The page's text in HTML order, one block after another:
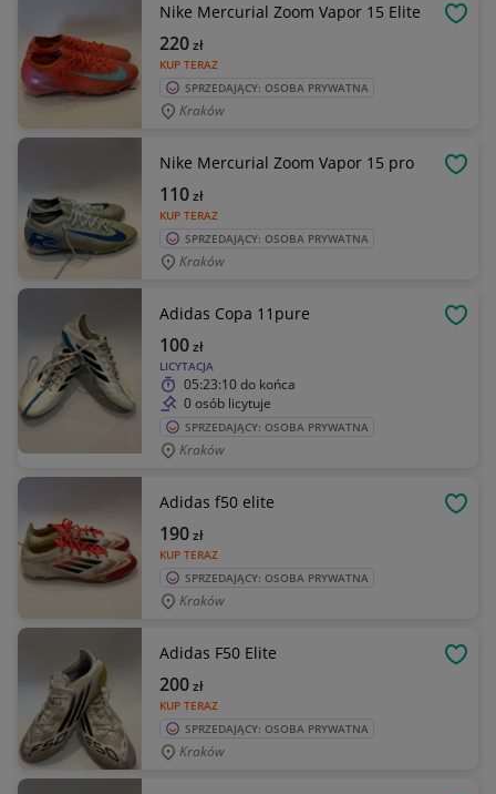
Nike Mercurial Zoom Vapor 15 Elite
KUP TERAZ
220zł
SPRZEDAJĄCY: OSOBA PRYWATNA
Kraków
Nike Mercurial Zoom Vapor 15 pro
KUP TERAZ
110zł
SPRZEDAJĄCY: OSOBA PRYWATNA
Kraków
Adidas Copa 11pure
LICYTACJA
100zł
05:23:10do końca
0 osób licytuje
SPRZEDAJĄCY: OSOBA PRYWATNA
Kraków
Adidas f50 elite
KUP TERAZ
190zł
SPRZEDAJĄCY: OSOBA PRYWATNA
Kraków
Adidas F50 Elite
KUP TERAZ
200zł
SPRZEDAJĄCY: OSOBA PRYWATNA
Kraków